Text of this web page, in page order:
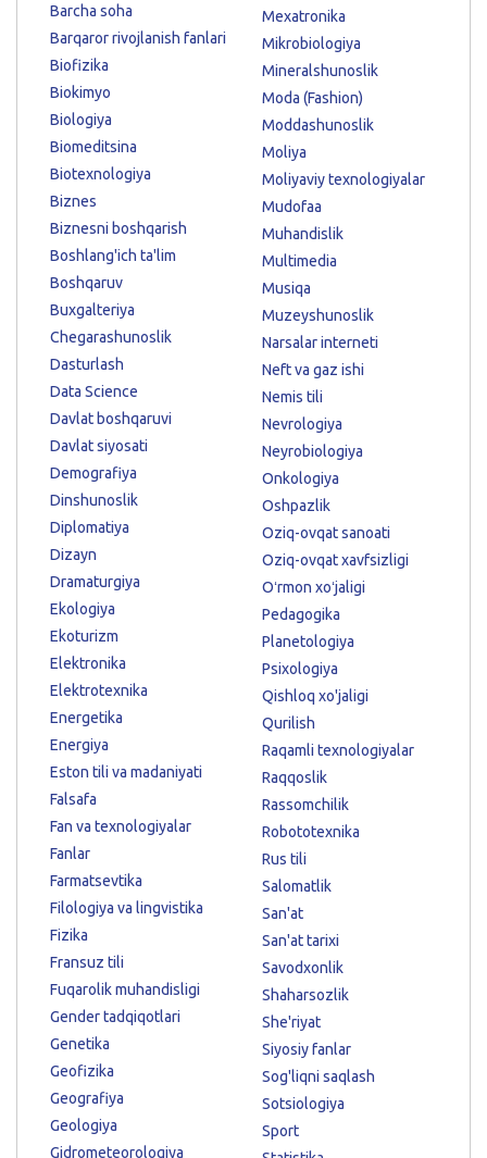
Barcha soha
Barqaror rivojlanish fanlari
Biofizika
Biokimyo
Biologiya
Biomeditsina
Biotexnologiya
Biznes
Biznesni boshqarish
Boshlang'ich ta'lim
Boshqaruv
Buxgalteriya
Chegarashunoslik
Dasturlash
Data Science
Davlat boshqaruvi
Davlat siyosati
Demografiya
Dinshunoslik
Diplomatiya
Dizayn
Dramaturgiya
Ekologiya
Ekoturizm
Elektronika
Elektrotexnika
Energetika
Energiya
Eston tili va madaniyati
Falsafa
Fan va texnologiyalar
Fanlar
Farmatsevtika
Filologiya va lingvistika
Fizika
Fransuz tili
Fuqarolik muhandisligi
Gender tadqiqotlari
Genetika
Geofizika
Geografiya
Geologiya
Gidrometeorologiya
Mexatronika
Mikrobiologiya
Mineralshunoslik
Moda (Fashion)
Moddashunoslik
Moliya
Moliyaviy texnologiyalar
Mudofaa
Muhandislik
Multimedia
Musiqa
Muzeyshunoslik
Narsalar interneti
Neft va gaz ishi
Nemis tili
Nevrologiya
Neyrobiologiya
Onkologiya
Oshpazlik
Oziq-ovqat sanoati
Oziq-ovqat xavfsizligi
Oʻrmon xoʻjaligi
Pedagogika
Planetologiya
Psixologiya
Qishloq xo'jaligi
Qurilish
Raqamli texnologiyalar
Raqqoslik
Rassomchilik
Robototexnika
Rus tili
Salomatlik
San'at
San'at tarixi
Savodxonlik
Shaharsozlik
She'riyat
Siyosiy fanlar
Sog'liqni saqlash
Sotsiologiya
Sport